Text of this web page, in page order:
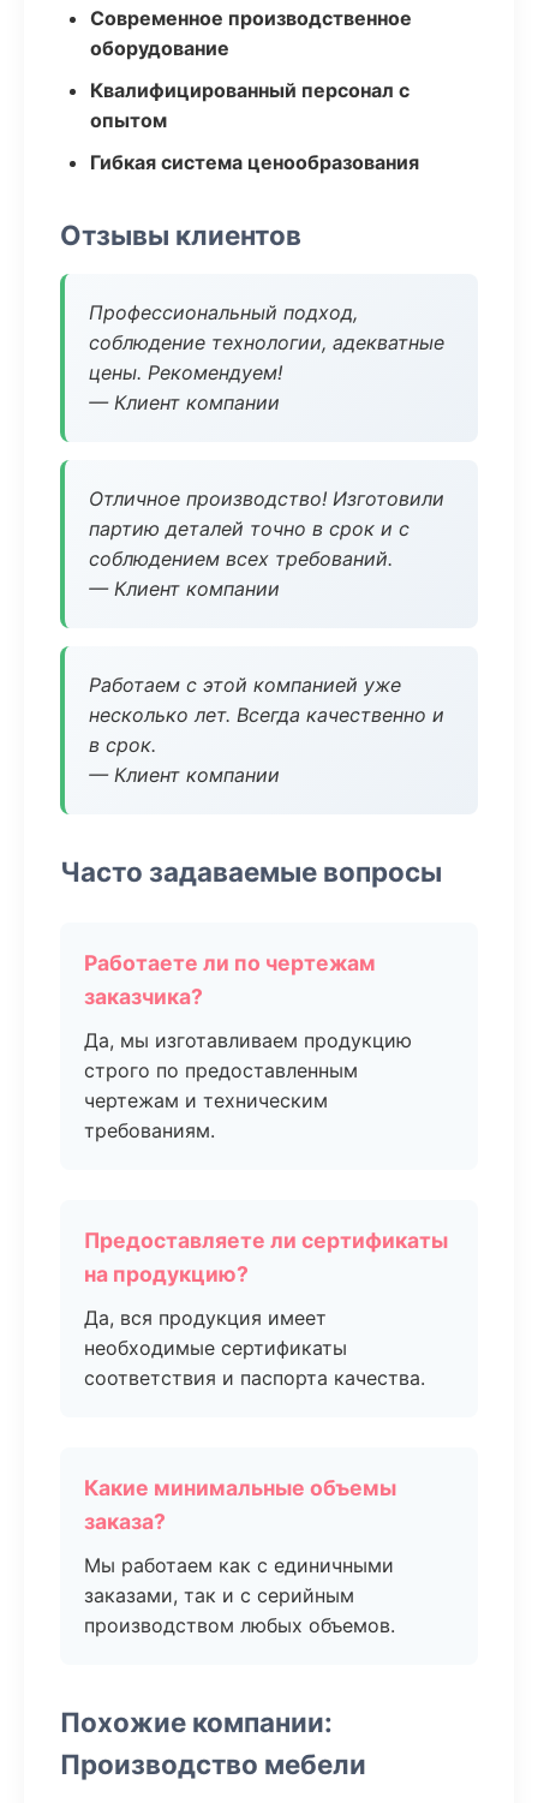
Современное производственное
оборудование
Квалифицированный персонал с
опытом
Гибкая система ценообразования
Отзывы клиентов
Профессиональный подход,
соблюдение технологии, адекватные
цены. Рекомендуем!
— Клиент компании
Отличное производство! Изготовили
партию деталей точно в срок и с
соблюдением всех требований.
— Клиент компании
Работаем с этой компанией уже
несколько лет. Всегда качественно и
в срок.
— Клиент компании
Часто задаваемые вопросы
Работаете ли по чертежам
заказчика?
Да, мы изготавливаем продукцию
строго по предоставленным
чертежам и техническим
требованиям.
Предоставляете ли сертификаты
на продукцию?
Да, вся продукция имеет
необходимые сертификаты
соответствия и паспорта качества.
Какие минимальные объемы
заказа?
Мы работаем как с единичными
заказами, так и с серийным
производством любых объемов.
Похожие компании:
Производство мебели